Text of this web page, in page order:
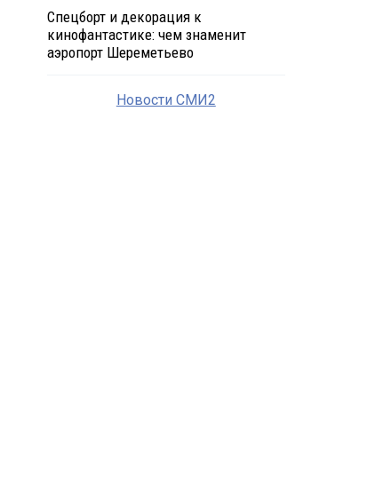
Спецборт и декорация к
кинофантастике: чем знаменит
аэропорт Шереметьево
Новости СМИ2